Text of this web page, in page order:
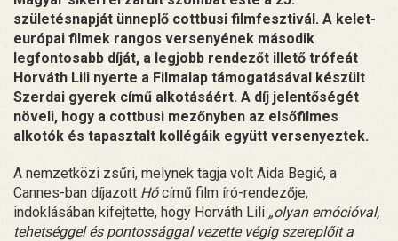
születésnapját ünneplő cottbusi filmfesztivál. A kelet-
európai filmek rangos versenyének második
legfontosabb díját, a legjobb rendezőt illető trófeát
Horváth Lili nyerte a Filmalap támogatásával készült
Szerdai gyerek című alkotásáért. A díj jelentőségét
növeli, hogy a cottbusi mezőnyben az elsőfilmes
alkotók és tapasztalt kollégáik együtt versenyeztek.
A nemzetközi zsűri, melynek tagja volt Aida Begić, a
Cannes-ban díjazott Hócímű film író-rendezője,
indoklásában kifejtette, hogy Horváth Lili „olyan emócióval,
tehetséggel és pontossággal vezette végig szereplőit a